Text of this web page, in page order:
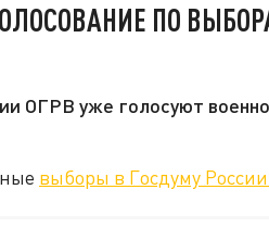
ПО
ОГРВ уже голосуют
выборы в Госдуму